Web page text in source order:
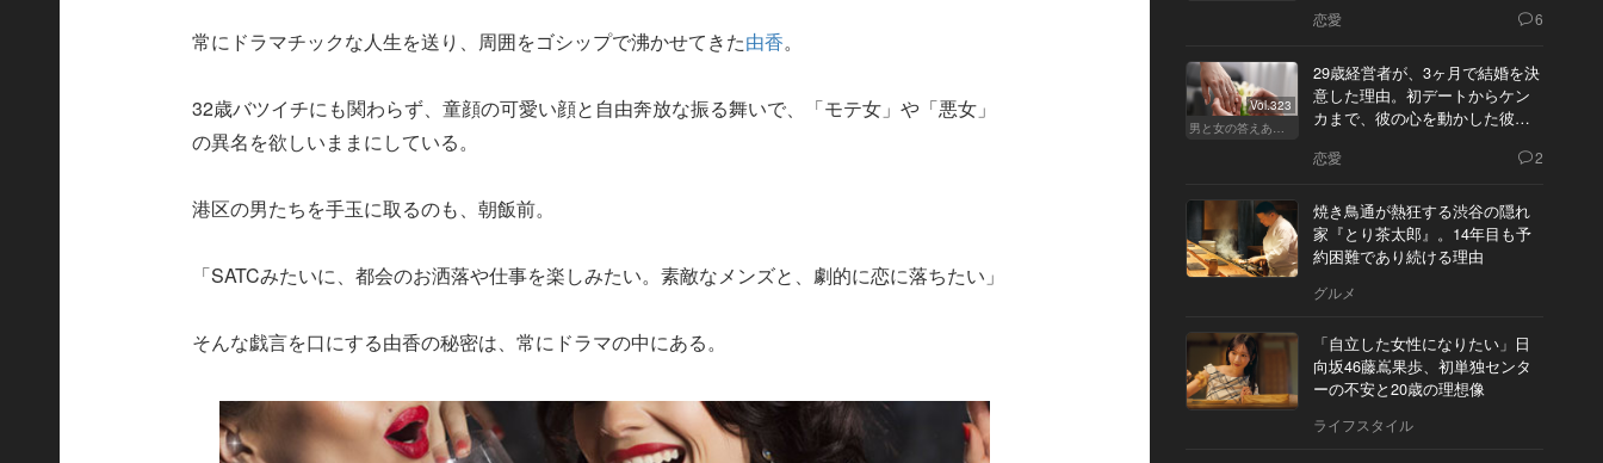
常にドラマチックな人生を送り、周囲をゴシップで沸かせてきた由香。
32歳バツイチにも関わらず、童顔の可愛い顔と自由奔放な振る舞いで、「モテ女」や「悪女」
の異名を欲しいままにしている。
港区の男たちを手玉に取るのも、朝飯前。
「SATCみたいに、都会のお洒落や仕事を楽しみたい。素敵なメンズと、劇的に恋に落ちたい」
そんな戯言を口にする由香の秘密は、常にドラマの中にある。
恋愛 6
Vol.323
男と女の答えあわせ【Q】
29歳経営者が、3ヶ月で結婚を決
意した理由。初デートからケン
カまで、彼の心を動かした彼女
恋愛 2
焼き鳥通が熱狂する渋谷の隠れ
家『とり茶太郎』。14年目も予
約困難であり続ける理由
グルメ
「自立した女性になりたい」日
向坂46藤嶌果歩、初単独センタ
ーの不安と20歳の理想像
ライフスタイル